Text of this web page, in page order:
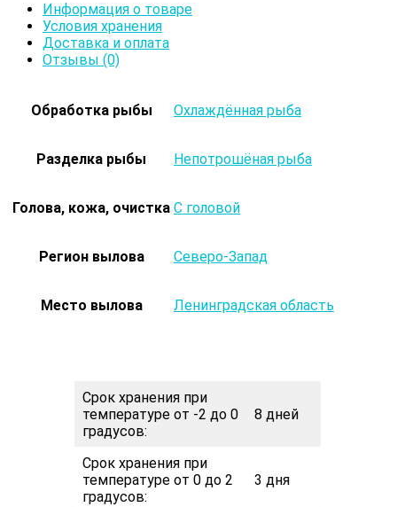
Информация о товаре
Условия хранения
Доставка и оплата
Отзывы (0)
Обработка рыбы Охлаждённая рыба
Разделка рыбы Непотрошёная рыба
Голова, кожа, очистка С головой
Регион вылова Северо-Запад
Место вылова Ленинградская область
Срок хранения при
температуре от -2 до 0
градусов:
8 дней
Срок хранения при
температуре от 0 до 2
градусов:
3 дня